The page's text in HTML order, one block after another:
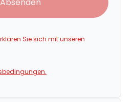
Sie sich mit unseren